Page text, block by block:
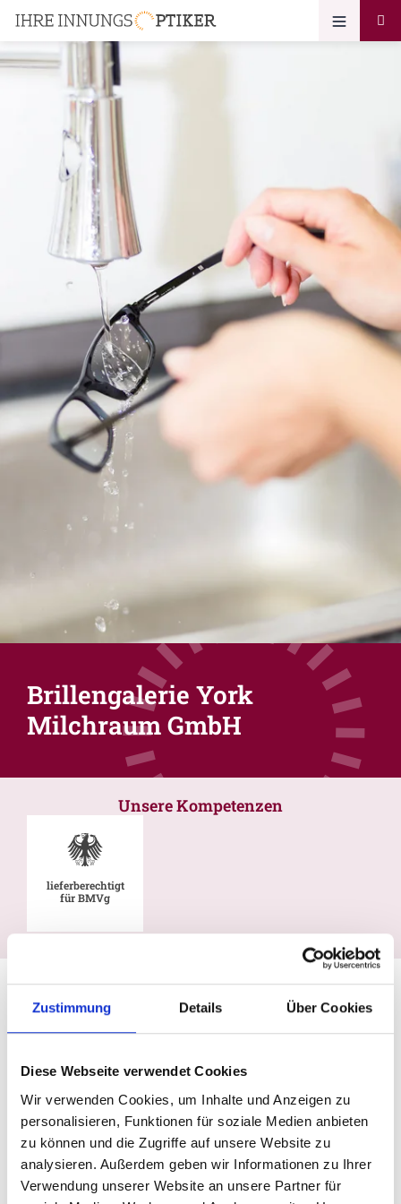
Zustimmung Details Über Cookies
Diese Webseite verwendet Cookies
Wir verwenden Cookies, um Inhalte und Anzeigen zu
personalisieren, Funktionen für soziale Medien anbieten
zu können und die Zugriffe auf unsere Website zu
analysieren. Außerdem geben wir Informationen zu Ihrer
Verwendung unserer Website an unsere Partner für
Brillengalerie York
Milchraum GmbH
Unsere Kompetenzen
lieferberechtigt
für BMVg